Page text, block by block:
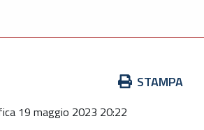
STAMPA
19 maggio 2023 20:22